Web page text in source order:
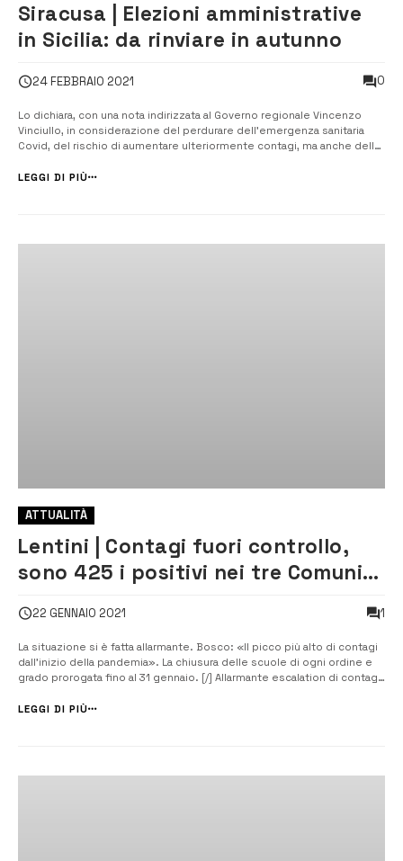
Siracusa | Elezioni amministrative
in Sicilia: da rinviare in autunno
24 FEBBRAIO 2021 0
Lo dichiara, con una nota indirizzata al Governo regionale Vincenzo
Vinciullo, in considerazione del perdurare dell’emergenza sanitaria
Covid, del rischio di aumentare ulteriormente contagi, ma anche delle
presente su tutto il territorio nazionale. [/] “Le elezioni amministrat...
LEGGI DI PIÙ
ATTUALITÀ
Lentini | Contagi fuori controllo,
sono 425 i positivi nei tre Comuni
22 GENNAIO 2021 1
La situazione si è fatta allarmante. Bosco: «Il picco più alto di contagi
dall’inizio della pandemia». La chiusura delle scuole di ogni ordine e
grado prorogata fino al 31 gennaio. [/] Allarmante escalation di contagi
Carlentini e Francofonte. Il numero più alto a Lentini dove ...
LEGGI DI PIÙ